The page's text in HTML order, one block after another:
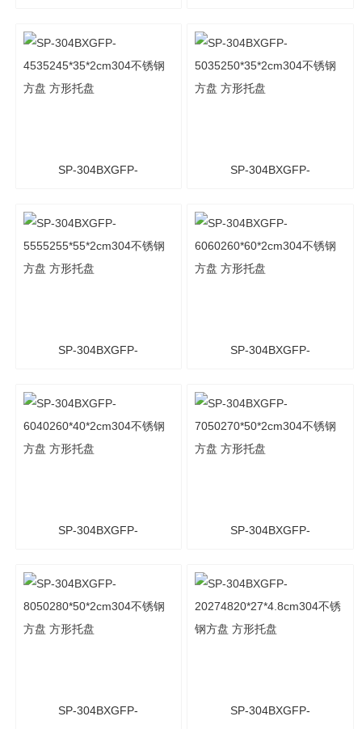
钢方盘 方形托盘 钢方盘 方形托盘
SP-304BXGFP-
钢方盘 方形托盘
SP-304BXGFP-
钢方盘 方形托盘
SP-304BXGFP-
钢方盘 方形托盘
SP-304BXGFP-
钢方盘 方形托盘
SP-304BXGFP-
钢方盘 方形托盘
SP-304BXGFP-
钢方盘 方形托盘
SP-304BXGFP- SP-304BXGFP-